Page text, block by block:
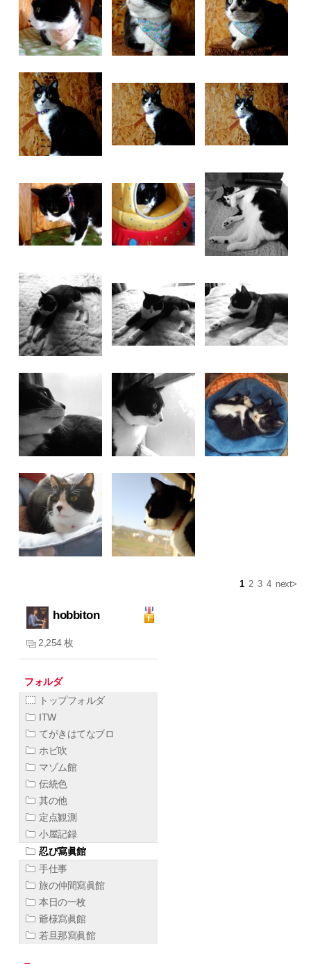
1 2 3 4 next>
hobbiton
2,254 枚
フォルダ
トップフォルダ
ITW
てがきはてなブロ
ホビ吹
マゾム館
伝統色
其の他
定点観測
小屋記録
忍び寫眞館
手仕事
旅の仲間寫眞館
本日の一枚
爺様寫眞館
若旦那寫眞館